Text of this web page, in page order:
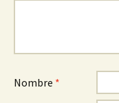
Nombre *